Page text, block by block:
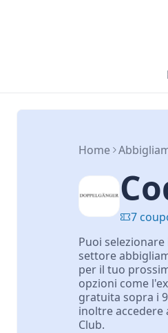
Home
7
Puoi
settore
per il tuo
opzioni come
gratuita sopra i
inoltre accedere
Club.